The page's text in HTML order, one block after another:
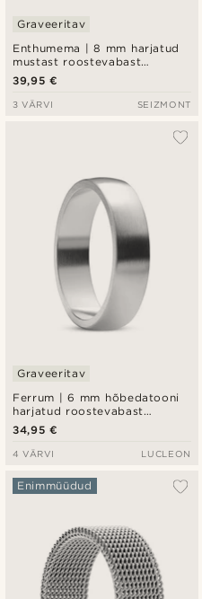
Enthumema | 8 mm harjatud
mustast roostevabast
terasest fidget-sõrmus
Graveeritav
39,95 €
3 VÄRVI SEIZMONT
Ferrum | 6 mm hõbedatooni
harjatud roostevabast
terasest D-kujuline sõrmus
Graveeritav
34,95 €
4 VÄRVI LUCLEON
Enimmüüdud